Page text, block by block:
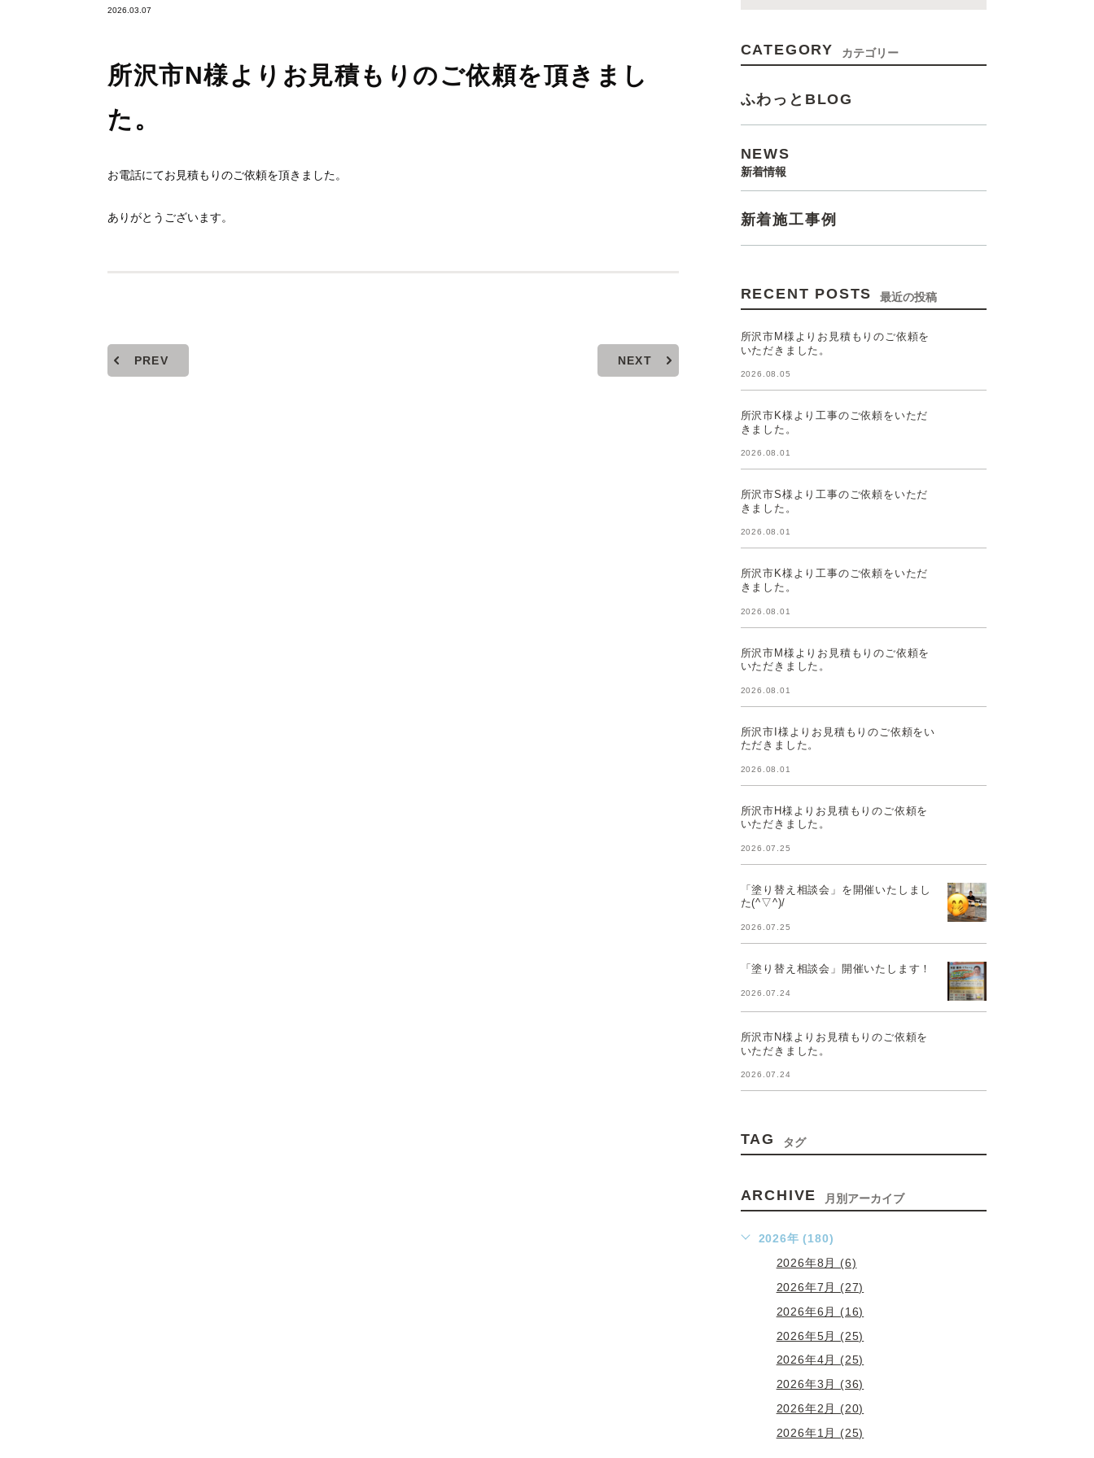
2026.03.07
所沢市N様よりお見積もりのご依頼を頂きまし
た。
お電話にてお見積もりのご依頼を頂きました。
ありがとうございます。
PREV NEXT
CATEGORY カテゴリー
ふわっとBLOG
NEWS
新着情報
新着施工事例
RECENT POSTS 最近の投稿
所沢市M様よりお見積もりのご依頼を
いただきました。
2026.08.05
所沢市K様より工事のご依頼をいただ
きました。
2026.08.01
所沢市S様より工事のご依頼をいただ
きました。
2026.08.01
所沢市K様より工事のご依頼をいただ
きました。
2026.08.01
所沢市M様よりお見積もりのご依頼を
いただきました。
2026.08.01
所沢市I様よりお見積もりのご依頼をい
ただきました。
2026.08.01
所沢市H様よりお見積もりのご依頼を
いただきました。
2026.07.25
「塗り替え相談会」を開催いたしまし
た(^▽^)/
2026.07.25
「塗り替え相談会」開催いたします！
2026.07.24
所沢市N様よりお見積もりのご依頼を
いただきました。
2026.07.24
TAG タグ
ARCHIVE 月別アーカイブ
2026年 (180)
2026年8月 (6)
2026年7月 (27)
2026年6月 (16)
2026年5月 (25)
2026年4月 (25)
2026年3月 (36)
2026年2月 (20)
2026年1月 (25)